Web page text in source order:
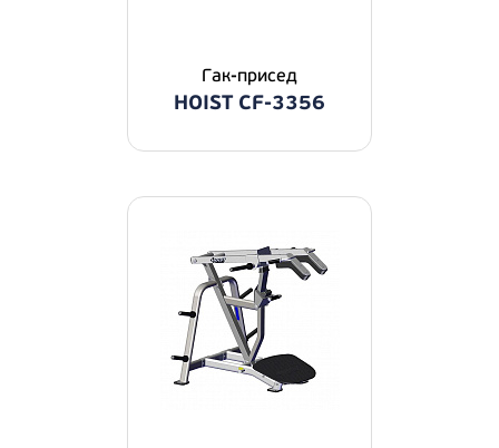
Гак-присед
HOIST CF-3356